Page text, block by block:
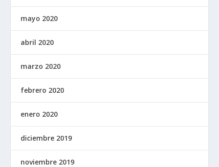
mayo 2020
abril 2020
marzo 2020
febrero 2020
enero 2020
diciembre 2019
noviembre 2019